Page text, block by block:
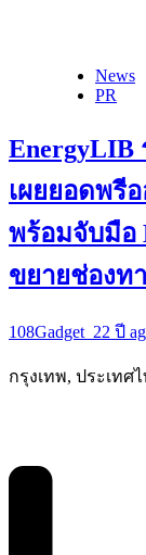
News
PR
EnergyLIB
เผยยอดพรีอ
พร้อมจับมือ
ขยายช่องท
108Gadget_22 ปี
กรุงเทพ, ประเทศ